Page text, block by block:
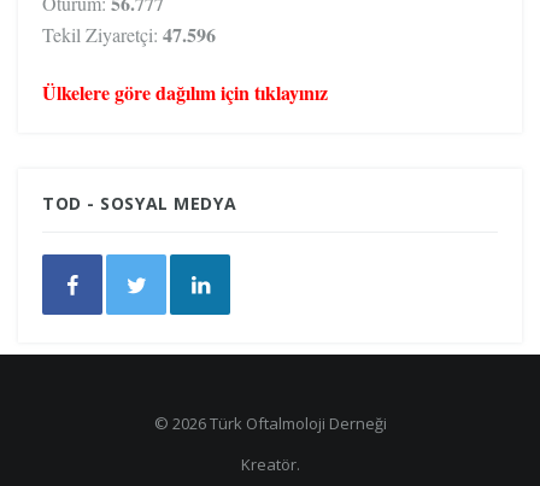
Tekil Ziyaretçi: 47.596
Ülkelere göre dağılım için tıklayınız
TOD - SOSYAL MEDYA
© 2026 Türk Oftalmoloji Derneği
Kreatör.